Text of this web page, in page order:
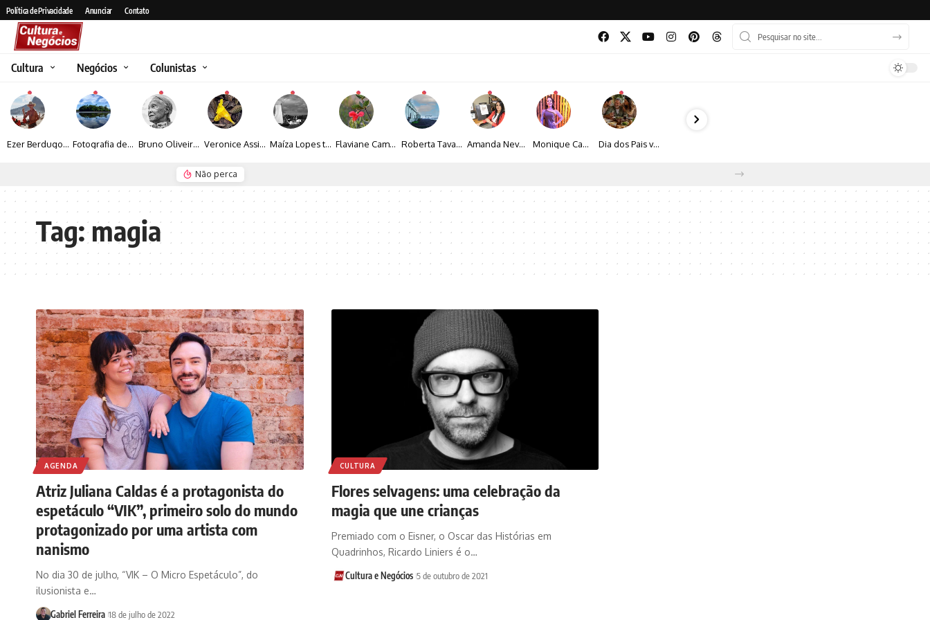
Política de Privacidade Anunciar Contato
Cultura Negócios Colunistas
Ezer Berdugo transforma experiências multiculturais e memórias em narrativas visuais por meio da fotografia Fotografia de Fátima Carlini transforma paisagens naturais em experiências de contemplação Bruno Oliveira retrata o cotidiano urbano por meio da fotografia em preto e branco Veronice Assini Saes transforma a natureza em fotografias marcadas pela sensibilidade Maíza Lopes transforma cultura popular baiana em narrativas fotográficas Flaviane Campos transforma natureza, espiritualidade e sensibilidade em narrativas fotográficas Roberta Tavares transforma a fotografia em obras de arte marcadas pela sensibilidade e sofisticação Amanda Neves transforma a beleza da natureza em obras realistas repletas de sensibilidade Monique Camacho é homenageada no Prêmio Gênios da Atualidade 2026 Dia dos Pais vai além do almoço: como transformar a data em experiência, afeto e boas escolhas
Não perca
Tag:magia
AGENDA
Atriz Juliana Caldas é a protagonista do
espetáculo “VIK”, primeiro solo do mundo
protagonizado por uma artista com
nanismo
No dia 30 de julho, “VIK – O Micro Espetáculo”, do
ilusionista e…
Gabriel Ferreira 18 de julho de 2022
CULTURA
Flores selvagens: uma celebração da
magia que une crianças
Premiado com o Eisner, o Oscar das Histórias em
Quadrinhos, Ricardo Liniers é o…
Cultura e Negócios 5 de outubro de 2021